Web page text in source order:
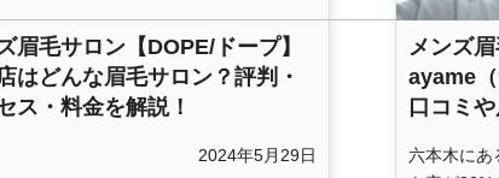
眉毛サロン【DOPE/ドープ】
はどんな眉毛サロン？評判・
ス・料金を解説！
2024年5月29日
メンズ
ayame
口コミ
六本木にあ